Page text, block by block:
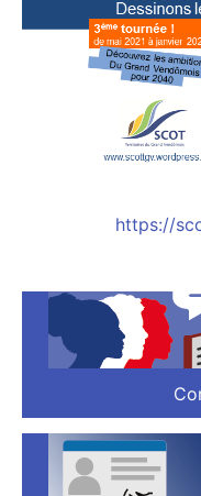
https://